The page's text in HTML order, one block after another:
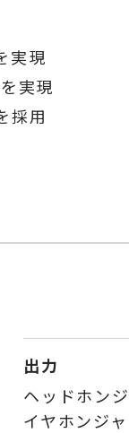
実現
実現
採用
出力
ヘッドホン
イヤホンジ